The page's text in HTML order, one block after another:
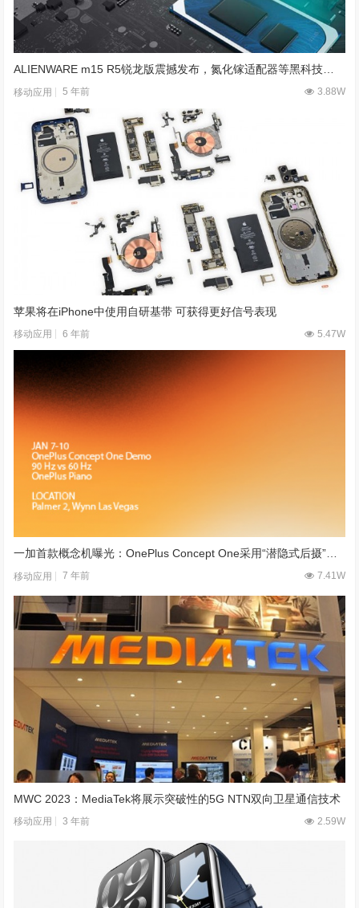
移动应用 5 年前 3.88W
苹果将在iPhone中使用自研基带 可获得更好信号表现
移动应用 6 年前 5.47W
移动应用 7 年前 7.41W
MWC 2023：MediaTek将展示突破性的5G NTN双向卫星通信技术
移动应用 3 年前 2.59W